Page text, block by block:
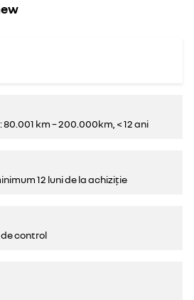
km – 200.000km, < 12 ani
12 luni de la achiziție
control